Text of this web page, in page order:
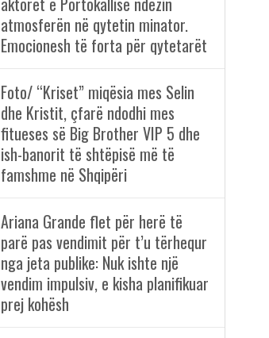
atmosferën në qytetin minator.
Emocionesh të forta për qytetarët
Foto/ “Kriset” miqësia mes Selin
dhe Kristit, çfarë ndodhi mes
fitueses së Big Brother VIP 5 dhe
ish-banorit të shtëpisë më të
famshme në Shqipëri
Ariana Grande flet për herë të
parë pas vendimit për t’u tërhequr
nga jeta publike: Nuk ishte një
vendim impulsiv, e kisha planifikuar
prej kohësh